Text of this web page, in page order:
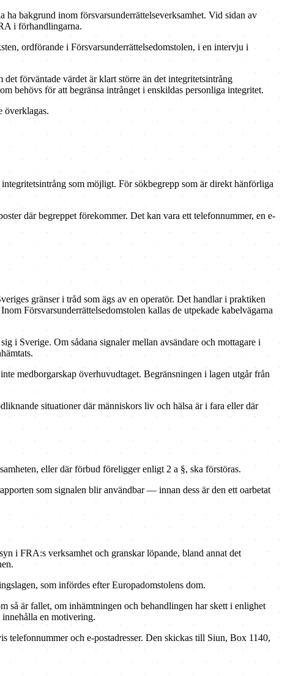
bakgrund inom försvarsunderrättelseverksamhet. Vid sidan av
i förhandlingarna.
ordförande i Försvarsunderrättelsedomstolen, i en intervju i
förväntade värdet är klart större än det integritetsintrång
behövs för att begränsa intrånget i enskildas personliga integritet.
överklagas.
som möjligt. För sökbegrepp som är direkt hänförliga
där begreppet förekommer. Det kan vara ett telefonnummer, en e-
gränser i tråd som ägs av en operatör. Det handlar i praktiken
Försvarsunderrättelsedomstolen kallas de utpekade kabelvägarna
i Sverige. Om sådana signaler mellan avsändare och mottagare i
medborgarskap överhuvudtaget. Begränsningen i lagen utgår från
situationer där människors liv och hälsa är i fara eller där
eller där förbud föreligger enligt 2 a §, ska förstöras.
som signalen blir användbar — innan dess är den ett oarbetat
i FRA:s verksamhet och granskar löpande, bland annat det
som infördes efter Europadomstolens dom.
så är fallet, om inhämtningen och behandlingen har skett i enlighet
en motivering.
och e-postadresser. Den skickas till Siun, Box 1140,